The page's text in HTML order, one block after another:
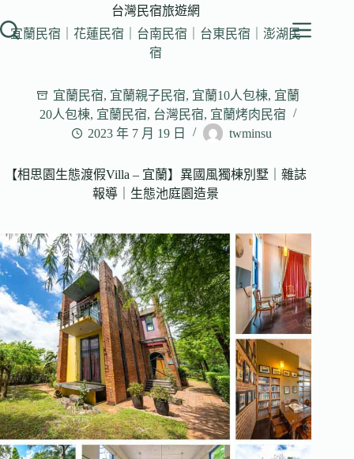
至
台灣民宿旅遊網
宜蘭民宿｜花蓮民宿｜台南民宿｜台東民宿｜澎湖民
宿
宜蘭民宿, 宜蘭親子民宿, 宜蘭10人包棟, 宜蘭
20人包棟, 宜蘭民宿, 台灣民宿, 宜蘭烤肉民宿
2023 年 7 月 19 日
twminsu
【相思園生態渡假Villa – 宜蘭】異國風獨棟別墅｜雜誌
報導｜生態池庭園造景